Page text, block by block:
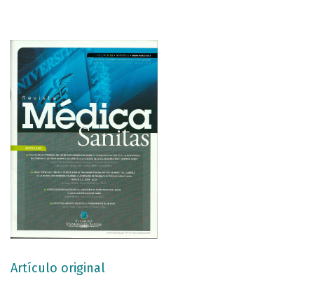
Artículo original